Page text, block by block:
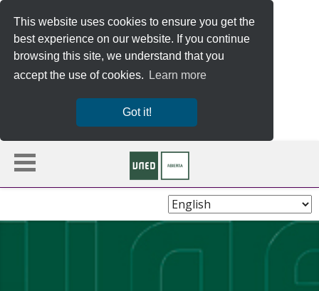
This website uses cookies to ensure you get the
best experience on our website. If you continue
browsing this site, we understand that you
accept the use of cookies.
Learn more
Got it!
Choose
Language